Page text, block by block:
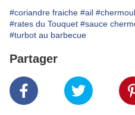
#coriandre fraiche #ail
#rates du Touquet #sauce
#turbot au barbecue
Partager